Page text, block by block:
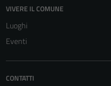
VIVERE IL COMUNE
Luoghi
Eventi
CONTATTI